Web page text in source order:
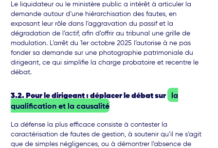
Le liquidateur ou le ministère public a intérêt à articuler la
demande autour d’une hiérarchisation des fautes, en
exposant leur rôle dans l’aggravation du passif et la
dégradation de l’actif, afin d’offrir au tribunal une grille de
modulation. L’arrêt du 1er octobre 2025 l’autorise à ne pas
fonder sa demande sur une photographie patrimoniale du
dirigeant, ce qui simplifie la charge probatoire et recentre le
débat.
3.2. Pour le dirigeant : déplacer le débat sur
la
qualification et la causalité
La défense la plus efficace consiste à contester la
caractérisation de fautes de gestion, à soutenir qu’il ne s’agit
que de simples négligences, ou à démontrer l’absence de